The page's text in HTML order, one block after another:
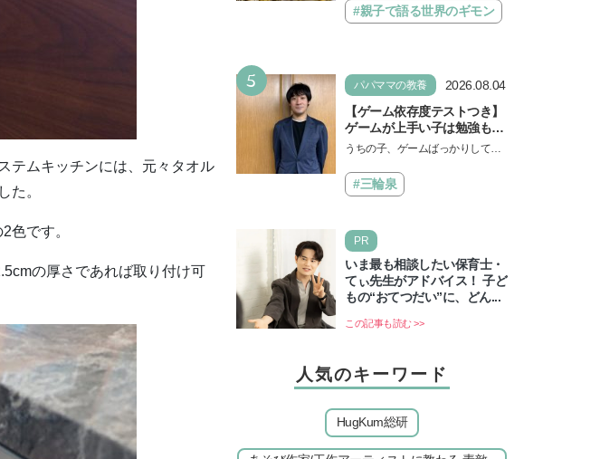
テムキッチンには、元々タオル
た。
色です。
の厚さであれば取り付け可
る「親子で語る国際問題」。今回
は、苗字の種類…
#親子で語る世界のギモン
5 パパママの教養
2026.08.04
【ゲーム依存度テストつき】
ゲームが上手い子は勉強もで
きる？御三家中高卒でゲーマ
えるゲームしながら受験で勝
つためのメソッド
うちの子、ゲームばっかりしてい
言し、子どもとトラブルになる家
庭は多いもの。でも…
#三輪泉
PR
いま最も相談したい保育士・
てぃ先生がアドバイス！ 子ど
もの“おてつだい”に、どん...
この記事も読む >>
人気のキーワード
HugKum総研